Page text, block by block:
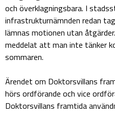
och överklagningsbara. I
infrastrukturnämnden redan
lämnas motionen utan
meddelat att man inte tänker
sommaren.
Ärendet om Doktorsvillans
hörs ordförande och vice
Doktorsvillans framtida